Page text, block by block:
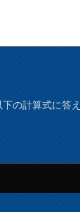
の計算式に答